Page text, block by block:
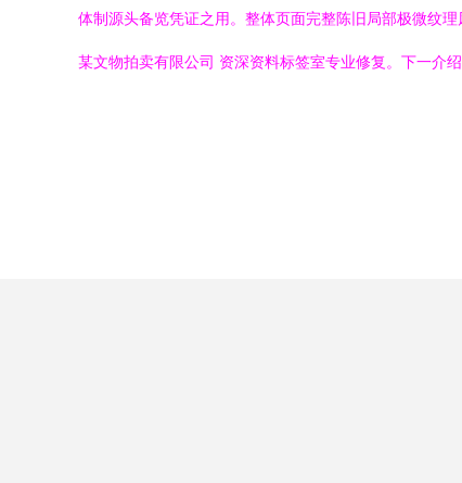
体制源头备览凭证之用。整体页面完整陈旧局部极微纹
某文物拍卖有限公司 资深资料标签室专业修复。下一介